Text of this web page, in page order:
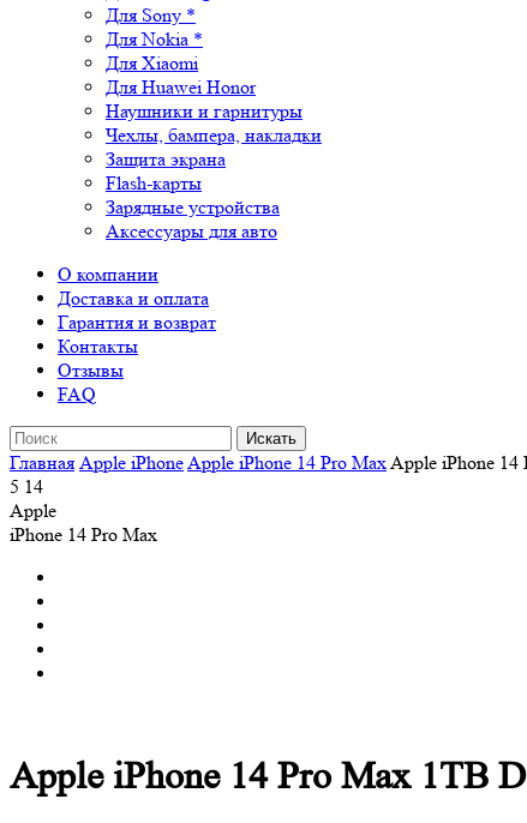
Для Sony *
Для Nokia *
Для Xiaomi
Для Huawei Honor
Наушники и гарнитуры
Чехлы, бампера, накладки
Защита экрана
Flash-карты
Зарядные устройства
Аксессуары для авто
О компании
Доставка и оплата
Гарантия и возврат
Контакты
Отзывы
FAQ
Главная Apple iPhoneApple iPhone 14 Pro MaxApple iPhone
5 14
Apple
iPhone 14 Pro Max
Apple iPhone 14 Pro Max 1TB